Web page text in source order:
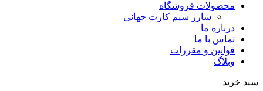
محصولات فروشگاه
شارژ سیم کارت جهانی
درباره ما
تماس با ما
قوانین و مقررات
وبلاگ
سبد خرید